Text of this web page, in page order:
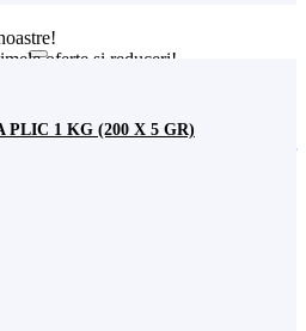
PLIC 1 KG (200 X 5 GR)
oferte și reduceri!